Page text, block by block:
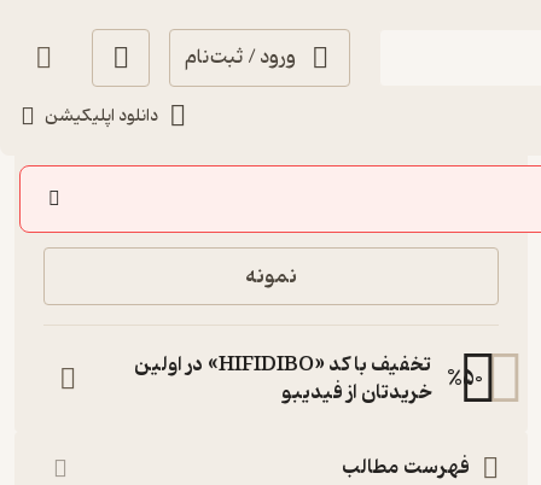
ورود / ثبت‌نام
دانلود اپلیکیشن
245,000
نمونه
%50
تخفیف با کد «HIFIDIBO» در اولین
خریدتان از فیدیبو
فهرست مطالب